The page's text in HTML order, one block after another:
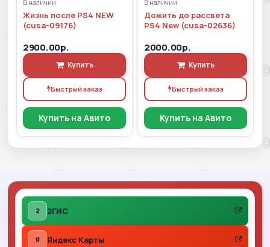
В наличии
Жизнь после PS4 NEW
(cusa-09176)
2900.00р.
Купить
Быстрый заказ
Купить на Авито
В наличии
Дожить до рассвета
PS4 New (cusa-02636)
2000.00р.
Купить
Быстрый заказ
Купить на Авито
2 2ГИС
Я Яндекс Карты